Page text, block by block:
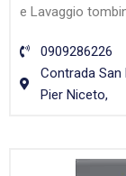
e Lavaggio
0909286226
Contrada
Pier Niceto,